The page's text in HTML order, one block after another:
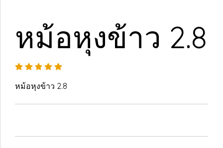
หม้อหุงข้าว 2.8
หม้อหุงข้าว 2.8